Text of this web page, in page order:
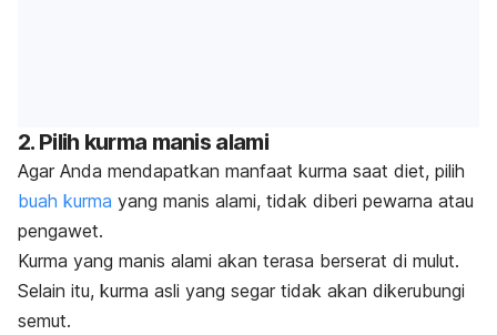
2. Pilih kurma manis alami
Agar Anda mendapatkan manfaat kurma saat diet, pilih
buah kurma yang manis alami, tidak diberi pewarna atau
pengawet.
Kurma yang manis alami akan terasa berserat di mulut.
Selain itu, kurma asli yang segar tidak akan dikerubungi
semut.